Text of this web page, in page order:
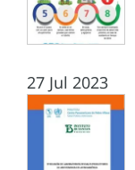
27 Jul 2023